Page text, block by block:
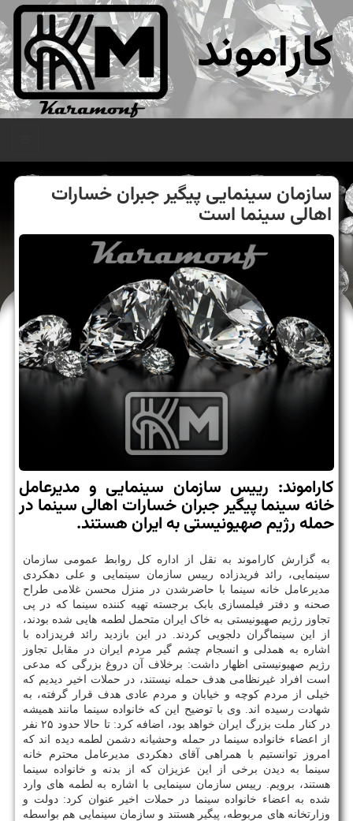
کاراموند
سازمان سینمایی پیگیر جبران خسارات
اهالی سینما است
کاراموند: رییس سازمان سینمایی و مدیرعامل
خانه سینما پیگیر جبران خسارات اهالی سینما در
حمله رژیم صهیونیستی به ایران هستند.
به گزارش کاراموند به نقل از اداره کل روابط عمومی سازمان
سینمایی، رائد فریدزاده رییس سازمان سینمایی و علی دهکردی
مدیرعامل خانه سینما با حاضرشدن در منزل محسن غلامی طراح
صحنه و دفتر فیلمسازی بابک برجسته تهیه کننده سینما که در پی
تجاوز رژیم صهیونیستی به خاک ایران متحمل لطمه هایی شده بودند،
از این سینماگران دلجویی کردند. در این بازدید رائد فریدزاده با
اشاره به همدلی و انسجام چشم گیر مردم ایران در مقابل تجاوز
رژیم صهیونیستی اظهار داشت: برخلاف آن دروغ بزرگی که مدعی
است افراد غیرنظامی هدف حمله نیستند، در حملات اخیر دیدیم که
خیلی از مردم کوچه و خیابان و مردم عادی هدف قرار گرفته، به
شهادت رسیده اند. وی با توضیح این که خانواده سینما مانند همیشه
در کنار ملت بزرگ ایران خواهد بود، اضافه کرد: تا حالا حدود ۲۵ نفر
از اعضاء خانواده سینما در حمله وحشیانه دشمن لطمه دیده اند که
امروز توانستیم با همراهی آقای دهکردی مدیرعامل محترم خانه
سینما به دیدن برخی از این عزیزان که از بدنه و خانواده سینما
هستند، برویم. رییس سازمان سینمایی با اشاره به لطمه های وارد
شده به اعضاء خانواده سینما در حملات اخیر عنوان کرد: دولت و
وزارتخانه های مربوطه، پیگیر هستند و سازمان سینمایی هم بواسطه